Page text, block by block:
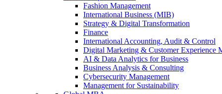
Fashion Management
International Business (MIB)
Strategy & Digital Transformation
Finance
International Accounting, Audit & Control
Digital Marketing & Customer Experience
AI & Data Analytics for Business
Business Analysis & Consulting
Cybersecurity Management
Management for Sustainability